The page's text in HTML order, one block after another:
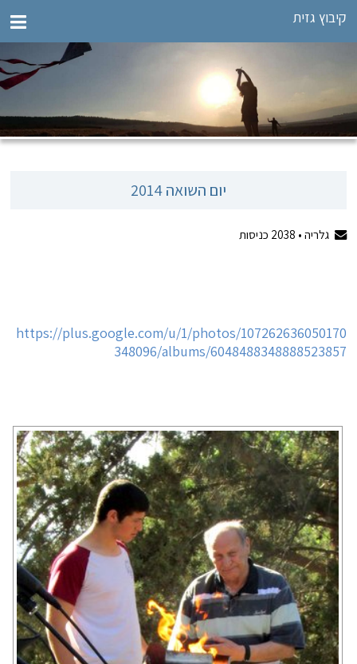
קיבוץ גזית
יום השואה 2014
גלריה • 2038 כניסות
https://plus.google.com/u/1/photos/107262636050170
348096/albums/6048488348888523857